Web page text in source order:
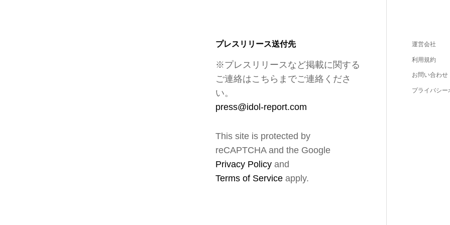
プレスリリース送付先
※プレスリリースなど掲載に関する
ご連絡はこちらまでご連絡くださ
い。
press@idol-report.com
This site is protected by
reCAPTCHA and the Google
Privacy Policyand
Terms of Serviceapply.
運営会社
利用規約
お問い合わせ
プライバシー